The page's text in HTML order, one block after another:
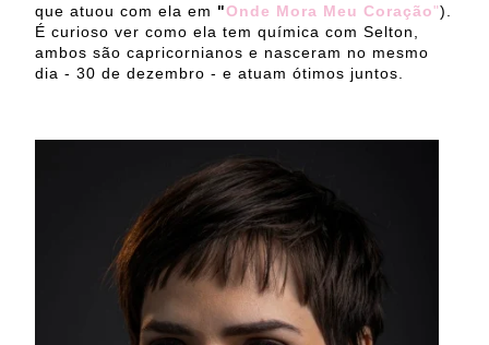
que atuou com ela em "Onde Mora Meu Coração").
É curioso ver como ela tem química com Selton,
ambos são capricornianos e nasceram no mesmo
dia - 30 de dezembro - e atuam ótimos juntos.